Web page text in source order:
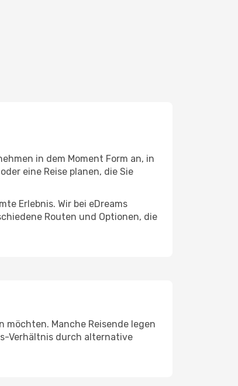
in dem Moment Form an, in
eine Reise planen, die Sie
Erlebnis. Wir bei eDreams
Routen und Optionen, die
möchten. Manche Reisende legen
Verhältnis durch alternative